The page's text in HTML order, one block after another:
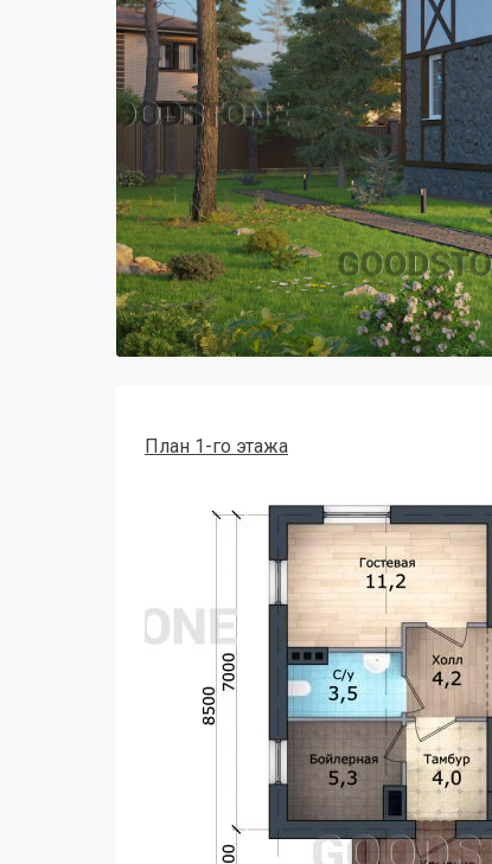
План 1-го этажа